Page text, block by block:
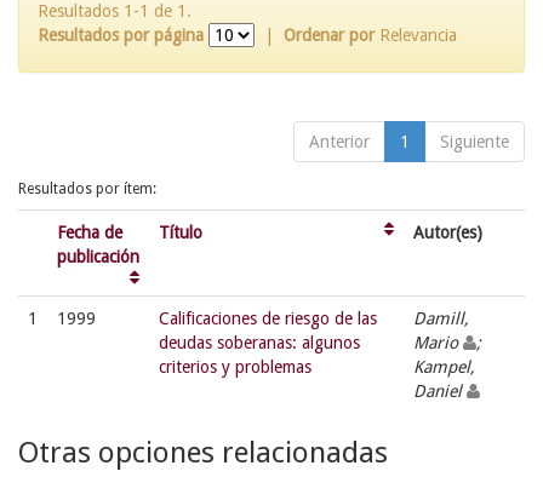
Resultados 1-1 de 1.
Resultados por página
Ordenar por Relevancia
Anterior 1 Siguiente
Resultados por ítem:
Fecha de
publicación
Título Autor(es)
1 1999
Calificaciones de riesgo de las
deudas soberanas: algunos
criterios y problemas
Damill,
Mario
;
Kampel,
Daniel
Otras opciones relacionadas